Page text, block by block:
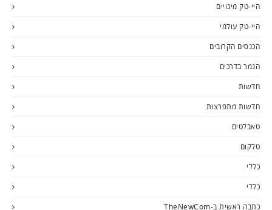
היי-טק מינויים
היי-טק עולמי
הכנסים הקרובים
הנמר בדרכים
חדשות
חדשות מתפרצות
טאבלטים
טלקום
כללי
כללי
כתבה ראשית ב-TheNewCom